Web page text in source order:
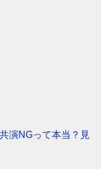
演NGって本当？見